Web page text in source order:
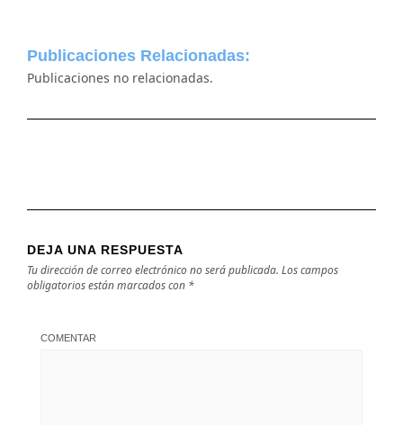
Publicaciones Relacionadas:
Publicaciones no relacionadas.
DEJA UNA RESPUESTA
Tu dirección de correo electrónico no será publicada. Los campos
obligatorios están marcados con *
COMENTAR